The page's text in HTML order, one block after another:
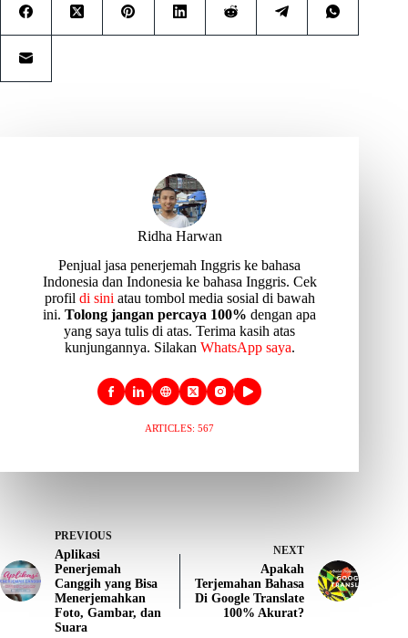
Ridha Harwan
Penjual jasa penerjemah Inggris ke bahasa
Indonesia dan Indonesia ke bahasa Inggris. Cek
profil di sini atau tombol media sosial di bawah
ini.Tolong jangan percaya 100% dengan apa
yang saya tulis di atas. Terima kasih atas
kunjungannya. Silakan WhatsApp saya.
ARTICLES: 567
PREVIOUS
Aplikasi
Penerjemah
Canggih yang Bisa
Menerjemahkan
Foto, Gambar, dan
Suara
NEXT
Apakah
Terjemahan Bahasa
Di Google Translate
100% Akurat?